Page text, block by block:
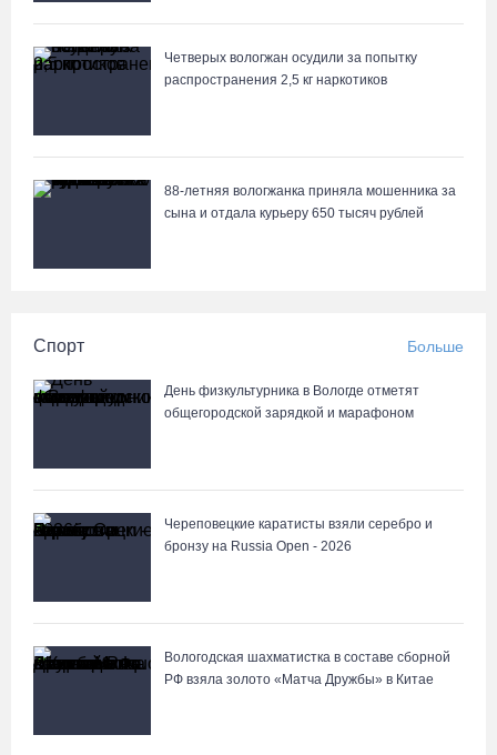
Четверых вологжан осудили за попытку
распространения 2,5 кг наркотиков
88-летняя вологжанка приняла мошенника за
сына и отдала курьеру 650 тысяч рублей
Спорт Больше
День физкультурника в Вологде отметят
общегородской зарядкой и марафоном
Череповецкие каратисты взяли серебро и
бронзу на Russia Open - 2026
Вологодская шахматистка в составе сборной
РФ взяла золото «Матча Дружбы» в Китае